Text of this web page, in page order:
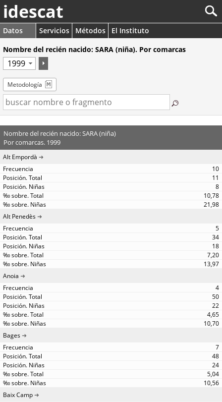
idescat
Datos Servicios Métodos
El Instituto
Nombre del recién nacido: SARA (niña). Por comarcas
Metodología
Nombre del recién nacido: SARA (niña)
Por comarcas. 1999
Alt Empordà
10
11
8
10,78
21,98
Alt Penedès
5
34
18
7,20
13,97
Anoia
4
50
22
4,65
10,70
Bages
7
48
24
5,04
10,56
Baix Camp